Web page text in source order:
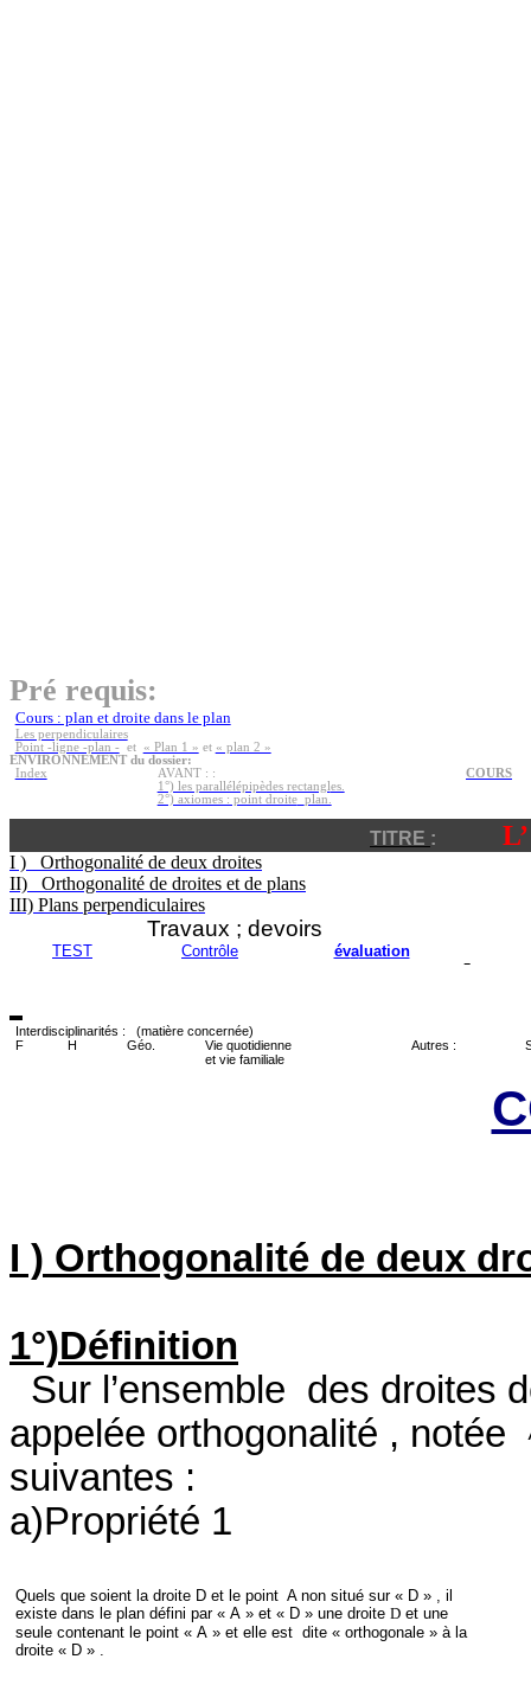
Pré requis:
Cours : plan et droite dans le plan
Les perpendiculaires
Point -ligne -plan -
et « Plan 1 » et « plan 2 »
ENVIRONNEMENT du dossier:
Index
AVANT : :
1°) les parallélépipèdes rectangles.
2°) axiomes : point droite plan.
COURS
TITRE : L’
I ) Orthogonalité de deux droites
II)
Orthogonalité de droites et de plans
III) Plans perpendiculaires
Travaux ; devoirs
TEST Contrôle évaluation
Interdisciplinarités :
(matière concernée)
F
H Géo.
Vie quotidienne
et vie familiale
Autres :
I ) Orthogonalité de deux
1°)Définition
Sur l’ensemble des droites
appelée orthogonalité , notée
suivantes :
a)Propriété 1
Quels que soient la droite D et le point A non situé sur « D » , il
existe dans le plan défini par « A » et « D » une droite Det une
seule contenant le point « A » et elle est dite « orthogonale » à la
droite « D » .